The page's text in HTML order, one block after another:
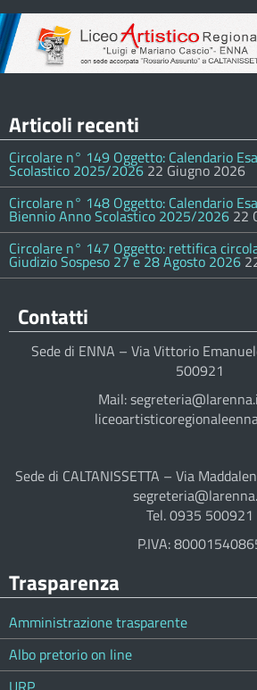
Articoli recenti
Circolare n° 149 Oggetto: Calendario
Scolastico 2025/2026 22 Giugno 2026
Circolare n° 148 Oggetto: Calendario
Biennio Anno Scolastico 2025/2026 22
Circolare n° 147 Oggetto: rettifica
Giudizio Sospeso 27 e 28 Agosto 2026
Contatti
Sede di ENNA – Via Vittorio
500921
Mail:
Sede di CALTANISSETTA – Via
Tel. 0935 500921
P.IVA:
Trasparenza
Amministrazione trasparente
Albo pretorio on line